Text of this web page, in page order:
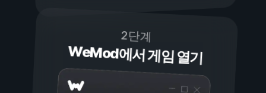
2단계
WeMod에서 게임 열기